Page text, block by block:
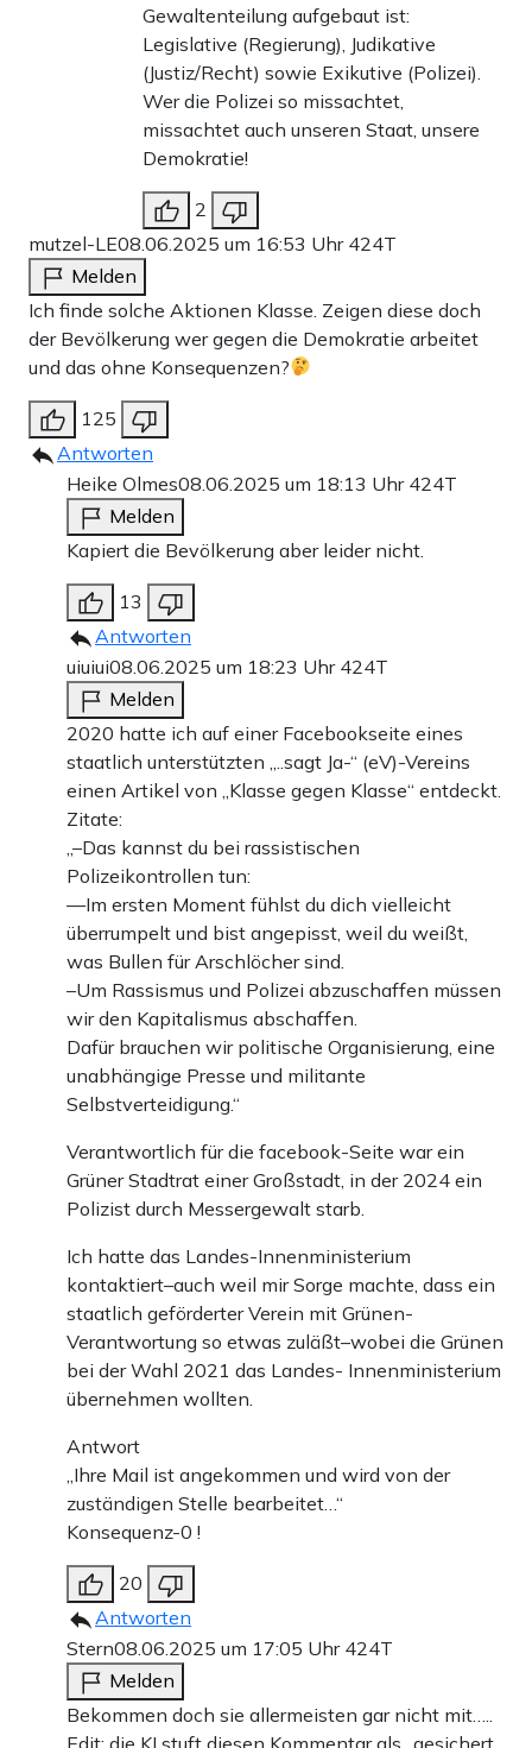
Gewaltenteilung aufgebaut ist:
Legislative (Regierung), Judikative
(Justiz/Recht) sowie Exikutive (Polizei).
Wer die Polizei so missachtet,
missachtet auch unseren Staat, unsere
Demokratie!
2
mutzel-LE08.06.2025 um 16:53 Uhr 424T
Melden
Ich finde solche Aktionen Klasse. Zeigen diese doch
der Bevölkerung wer gegen die Demokratie arbeitet
und das ohne Konsequenzen?
125
Antworten
Heike Olmes08.06.2025 um 18:13 Uhr 424T
Melden
Kapiert die Bevölkerung aber leider nicht.
13
Antworten
uiuiui08.06.2025 um 18:23 Uhr 424T
Melden
2020 hatte ich auf einer Facebookseite eines
staatlich unterstützten „..sagt Ja-“ (eV)-Vereins
einen Artikel von „Klasse gegen Klasse“ entdeckt.
Zitate:
„–Das kannst du bei rassistischen
Polizeikontrollen tun:
—Im ersten Moment fühlst du dich vielleicht
überrumpelt und bist angepisst, weil du weißt,
was Bullen für Arschlöcher sind.
–Um Rassismus und Polizei abzuschaffen müssen
wir den Kapitalismus abschaffen.
Dafür brauchen wir politische Organisierung, eine
unabhängige Presse und militante
Selbstverteidigung.“
Verantwortlich für die facebook-Seite war ein
Grüner Stadtrat einer Großstadt, in der 2024 ein
Polizist durch Messergewalt starb.
Ich hatte das Landes-Innenministerium
kontaktiert–auch weil mir Sorge machte, dass ein
staatlich geförderter Verein mit Grünen-
Verantwortung so etwas zuläßt–wobei die Grünen
bei der Wahl 2021 das Landes- Innenministerium
übernehmen wollten.
Antwort
„Ihre Mail ist angekommen und wird von der
zuständigen Stelle bearbeitet…“
Konsequenz-0 !
20
Antworten
Stern08.06.2025 um 17:05 Uhr 424T
Melden
Bekommen doch sie allermeisten gar nicht mit…..
Edit: die KI stuft diesen Kommentar als „gesichert